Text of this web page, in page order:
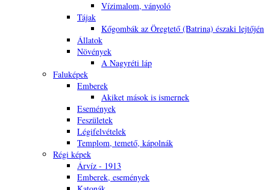
Vízimalom, ványoló
Tájak
Kőgombák az Öregtető (Batrina) északi lejtőjén
Állatok
Növények
A Nagyréti láp
Faluképek
Emberek
Akiket mások is ismernek
Események
Feszületek
Légifelvételek
Templom, temető, kápolnák
Régi képek
Árvíz - 1913
Emberek, események